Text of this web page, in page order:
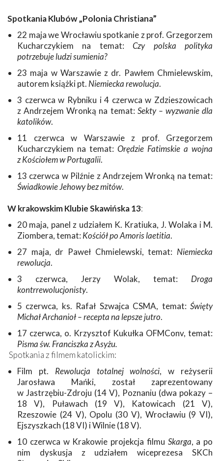
Spotkania Klubów „Polonia Christiana”
22 maja we Wrocławiu spotkanie z prof. Grzegorzem
Kucharczykiem na temat:Czy polska polityka
potrzebuje ludzi sumienia?
23 maja w Warszawie z dr. Pawłem Chmielewskim,
autorem książki pt. Niemiecka rewolucja.
3 czerwca w Rybniku i 4 czerwca w Zdzieszowicach
z Andrzejem Wronką na temat: Sekty – wyzwanie dla
katolików.
11 czerwca w Warszawie z prof. Grzegorzem
Kucharczykiem na temat: Orędzie Fatimskie a wojna
z Kościołem w Portugalii.
13 czerwca w Pilźnie z Andrzejem Wronką na temat:
Świadkowie Jehowy bez mitów.
W krakowskim Klubie Skawińska 13:
20 maja, panel z udziałem K. Kratiuka, J. Wolaka i M.
Ziombera, temat: Kościół po Amoris laetitia.
27 maja, dr Paweł Chmielewski, temat: Niemiecka
rewolucja.
3 czerwca, Jerzy Wolak, temat: Droga
kontrrewolucjonisty.
5 czerwca, ks. Rafał Szwajca CSMA, temat: Święty
Michał Archanioł – recepta na lepsze jutro.
17 czerwca, o. Krzysztof Kukułka OFMConv, temat:
Pisma św. Franciszka z Asyżu.
Spotkania z filmem katolickim:
Film pt. Rewolucja totalnej wolności, w reżyserii
Jarosława Mańki, został zaprezentowany
w Jastrzębiu-Zdroju (14 V), Poznaniu (dwa pokazy –
18 V), Puławach (19 V), Katowicach (21 V),
Rzeszowie (24 V), Opolu (30 V), Wrocławiu (9 VI),
Ejszyszkach (18 VI) i Wilnie (18 V).
10 czerwca w Krakowie projekcja filmu Skarga, a po
nim dyskusja z udziałem wiceprezesa SKCh